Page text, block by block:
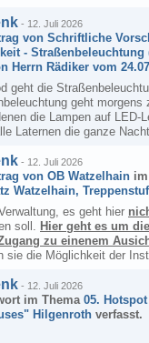
- 12. Juli 2026
von Schriftliche
-
Herrn Rädiker vom
geht die
geht
die Lampen auf LED-
Laternen die ganze
- 12. Juli 2026
von OB Watzelhain
Watzelhain,
es geht hier
soll. Hier geht es um
zu einenem
sie die Möglichkeit der
- 12. Juli 2026
im Thema 05.
Hilgenroth verfasst.